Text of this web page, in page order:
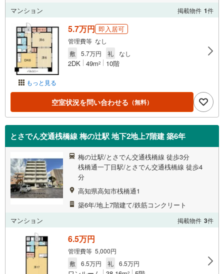
マンション
掲載物件 1件
もっと見る
5.7万円 即入居可
管理費等 なし
敷
5.7万円 礼 なし
2DK 49m2 10階
空室状況を問い合わせる （無料）
とさでん交通桟橋線 梅の辻駅 地下2地上7階建 築6年
梅の辻駅/とさでん交通桟橋線 徒歩3分
桟橋通一丁目駅/とさでん交通桟橋線 徒歩4
分
高知県高知市桟橋通1
築6年/地上7階建て/鉄筋コンクリート
マンション
掲載物件 3件
6.5万円
管理費等 5,000円
敷
6.5万円 礼 6.5万円
2